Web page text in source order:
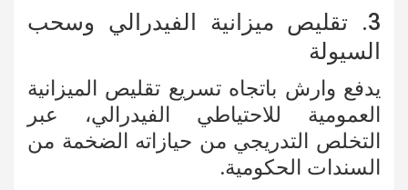
3. تقليص ميزانية الفيدرالي وسحب
السيولة
يدفع وارش باتجاه تسريع تقليص الميزانية
العمومية للاحتياطي الفيدرالي، عبر
التخلص التدريجي من حيازاته الضخمة من
السندات الحكومية.